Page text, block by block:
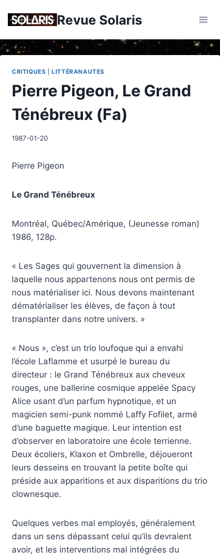
Revue Solaris
CRITIQUES |LITTÉRANAUTES
Pierre Pigeon, Le Grand
Ténébreux (Fa)
1987-01-20
Pierre Pigeon
Le Grand Ténébreux
Montréal, Québec/Amérique, (Jeunesse roman)
1986, 128p.
« Les Sages qui gouvernent la dimension à
laquelle nous appartenons nous ont permis de
nous matérialiser ici. Nous devons maintenant
dématérialiser les élèves, de façon à tout
transplanter dans notre univers. »
« Nous », c’est un trio loufoque qui a envahi
l’école Laflamme et usurpé le bureau du
directeur : le Grand Ténébreux aux cheveux
rouges, une ballerine cosmique appelée Spacy
Alice usant d’un parfum hypnotique, et un
magicien semi-punk nommé Laffy Fofilet, armé
d’une baguette magique. Leur intention est
d’observer en laboratoire une école terrienne.
Deux écoliers, Klaxon et Ombrelle, déjoueront
leurs desseins en trouvant la petite boîte qui
préside aux apparitions et aux disparitions du trio
clownesque.
Quelques verbes mal employés, généralement
dans un sens dépassant celui qu’ils devraient
avoir, et les interventions mal intégrées du